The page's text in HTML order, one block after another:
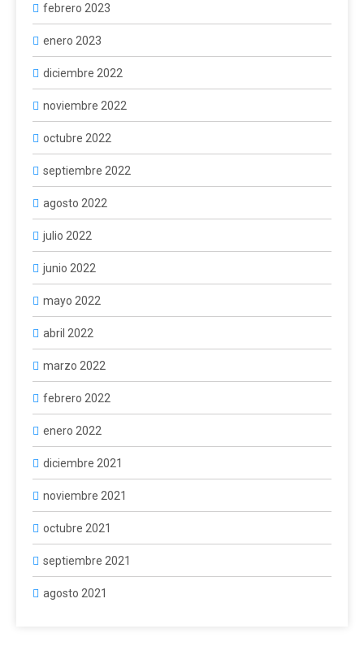
febrero 2023
enero 2023
diciembre 2022
noviembre 2022
octubre 2022
septiembre 2022
agosto 2022
julio 2022
junio 2022
mayo 2022
abril 2022
marzo 2022
febrero 2022
enero 2022
diciembre 2021
noviembre 2021
octubre 2021
septiembre 2021
agosto 2021